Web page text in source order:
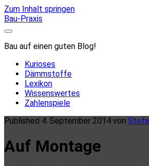
Zum Inhalt springen
Bau-Praxis
Bau auf einen guten Blog!
Kurioses
Dämmstoffe
Lexikon
Wissenswertes
Zahlenspiele
Published 4. September 2014 von
Auf Montage